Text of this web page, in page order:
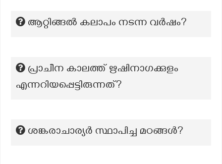
ആറ്റിങ്ങൽ കലാപം നടന്ന വർഷം?
പ്രാചീന കാലത്ത് ഋഷിനാഗക്കുളം
എന്നറിയപ്പെട്ടിരുന്നത്?
ശങ്കരാചാര്യർ സ്ഥാപിച്ച മഠങ്ങൾ?